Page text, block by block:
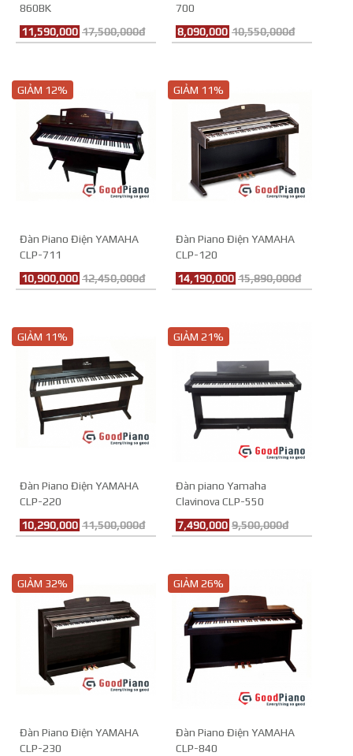
860BK
11,590,000 17,500,000đ
700
8,090,000 10,550,000đ
GIẢM 12%
Đàn Piano Điện YAMAHA
CLP-711
10,900,000 12,450,000đ
GIẢM 11%
Đàn Piano Điện YAMAHA
CLP-120
14,190,000 15,890,000đ
GIẢM 11%
Đàn Piano Điện YAMAHA
CLP-220
10,290,000 11,500,000đ
GIẢM 21%
Đàn piano Yamaha
Clavinova CLP-550
7,490,000 9,500,000đ
GIẢM 32%
Đàn Piano Điện YAMAHA
CLP-230
GIẢM 26%
Đàn Piano Điện YAMAHA
CLP-840